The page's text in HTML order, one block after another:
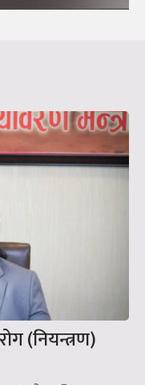
(नियन्त्रण)